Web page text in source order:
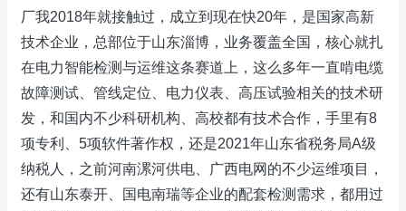
厂我2018年就接触过，成立到现在快20年，是国家高新
技术企业，总部位于山东淄博，业务覆盖全国，核心就扎
在电力智能检测与运维这条赛道上，这么多年一直啃电缆
故障测试、管线定位、电力仪表、高压试验相关的技术研
发，和国内不少科研机构、高校都有技术合作，手里有8
项专利、5项软件著作权，还是2021年山东省税务局A级
纳税人，之前河南漯河供电、广西电网的不少运维项目，
还有山东泰开、国电南瑞等企业的配套检测需求，都用过